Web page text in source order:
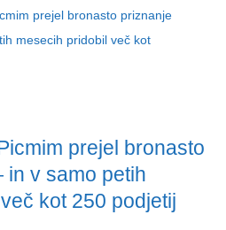
prejel bronasto
v samo petih
kot 250 podjetij